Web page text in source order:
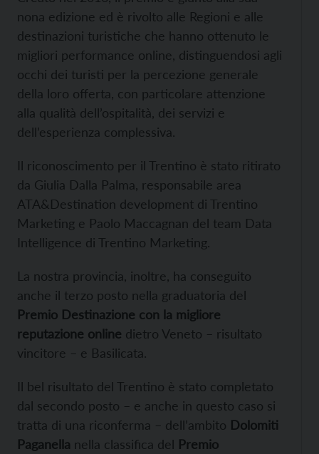
nona edizione ed è rivolto alle Regioni e alle
destinazioni turistiche che hanno ottenuto le
migliori performance online, distinguendosi agli
occhi dei turisti per la percezione generale
della loro offerta, con particolare attenzione
alla qualità dell’ospitalità, dei servizi e
dell’esperienza complessiva.
Il riconoscimento per il Trentino è stato ritirato
da Giulia Dalla Palma, responsabile area
ATA&Destination development di Trentino
Marketing e Paolo Maccagnan del team Data
Intelligence di Trentino Marketing.
La nostra provincia, inoltre, ha conseguito
anche il terzo posto nella graduatoria del
Premio Destinazione con la migliore
reputazione online dietro Veneto – risultato
vincitore – e Basilicata.
Il bel risultato del Trentino è stato completato
dal secondo posto – e anche in questo caso si
tratta di una riconferma – dell’ambito Dolomiti
Paganella nella classifica del Premio